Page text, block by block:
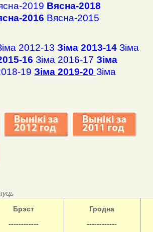
2019 Вясна-2018
2016 Вясна-2015
2012-13 Зіма 2013-14 Зіма
16 Зіма 2016-17 Зіма
19 Зіма 2019-20 Зіма
Брэст
------------
Гродна
------------